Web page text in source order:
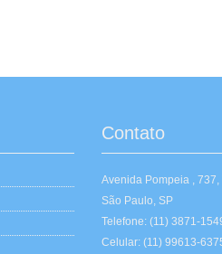
Contato
Avenida Pompeia ,
São Paulo, SP
Telefone: (11) 3871-
Celular: (11) 99613-